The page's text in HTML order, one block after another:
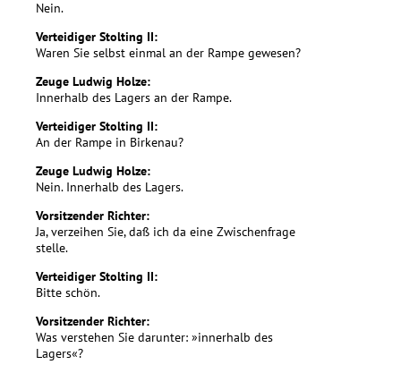
Nein.
Verteidiger Stolting II:
Waren Sie selbst einmal an der Rampe gewesen?
Zeuge Ludwig Holze:
Innerhalb des Lagers an der Rampe.
Verteidiger Stolting II:
An der Rampe in Birkenau?
Zeuge Ludwig Holze:
Nein. Innerhalb des Lagers.
Vorsitzender Richter:
Ja, verzeihen Sie, daß ich da eine Zwischenfrage
stelle.
Verteidiger Stolting II:
Bitte schön.
Vorsitzender Richter:
Was verstehen Sie darunter: »innerhalb des
Lagers«?